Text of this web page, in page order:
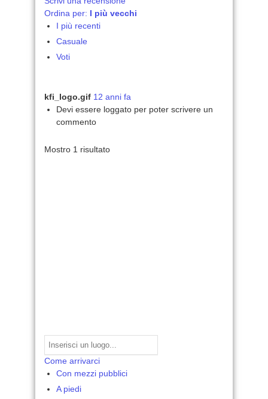
Ordina per: I più vecchi
I più recenti
Casuale
Voti
kfi_logo.gif 12 anni fa
Devi essere loggato per poter scrivere un
commento
Mostro 1 risultato
Come arrivarci
Con mezzi pubblici
A piedi